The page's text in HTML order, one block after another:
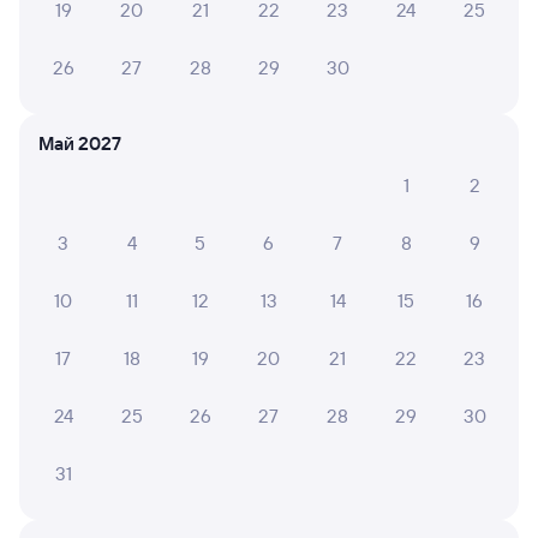
Частые вопросы
на другой поезд?
пассажира?
19 20 21 22 23 24 25
26 27 28 29 30
Май 2027
1
2
3 4 5 6 7 8 9
10 11 12 13 14 15 16
17 18 19 20 21 22 23
24 25 26 27 28 29 30
31